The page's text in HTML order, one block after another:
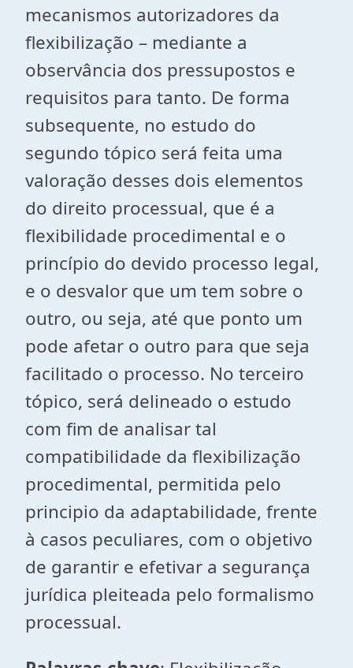
mecanismos autorizadores da
flexibilização – mediante a
observância dos pressupostos e
requisitos para tanto. De forma
subsequente, no estudo do
segundo tópico será feita uma
valoração desses dois elementos
do direito processual, que é a
flexibilidade procedimental e o
princípio do devido processo legal,
e o desvalor que um tem sobre o
outro, ou seja, até que ponto um
pode afetar o outro para que seja
facilitado o processo. No terceiro
tópico, será delineado o estudo
com fim de analisar tal
compatibilidade da flexibilização
procedimental, permitida pelo
principio da adaptabilidade, frente
à casos peculiares, com o objetivo
de garantir e efetivar a segurança
jurídica pleiteada pelo formalismo
processual.